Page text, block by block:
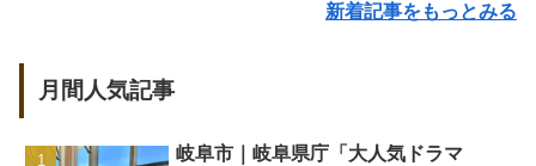
新着記事をもっとみる
月間人気記事
岐阜市｜岐阜県庁「大人気ドラマ